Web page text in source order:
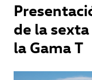
de la
la Gama T